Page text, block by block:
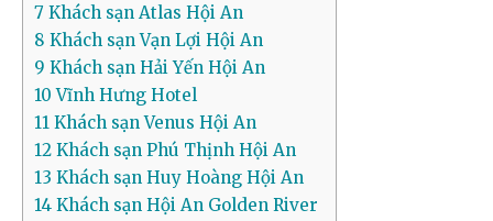
7 Khách sạn Atlas Hội An
8 Khách sạn Vạn Lợi Hội An
9 Khách sạn Hải Yến Hội An
10 Vĩnh Hưng Hotel
11 Khách sạn Venus Hội An
12 Khách sạn Phú Thịnh Hội An
13 Khách sạn Huy Hoàng Hội An
14 Khách sạn Hội An Golden River